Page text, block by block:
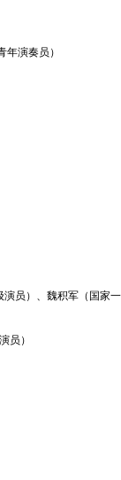
演奏员）
员）、魏积军（国家
员）